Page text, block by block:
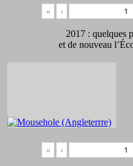
« ‹
2017 : quelques
et de nouveau
« ‹